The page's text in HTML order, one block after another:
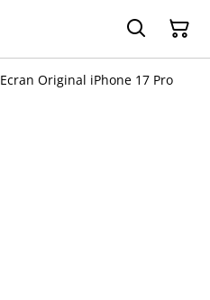
Ecran Original iPhone 17 Pro